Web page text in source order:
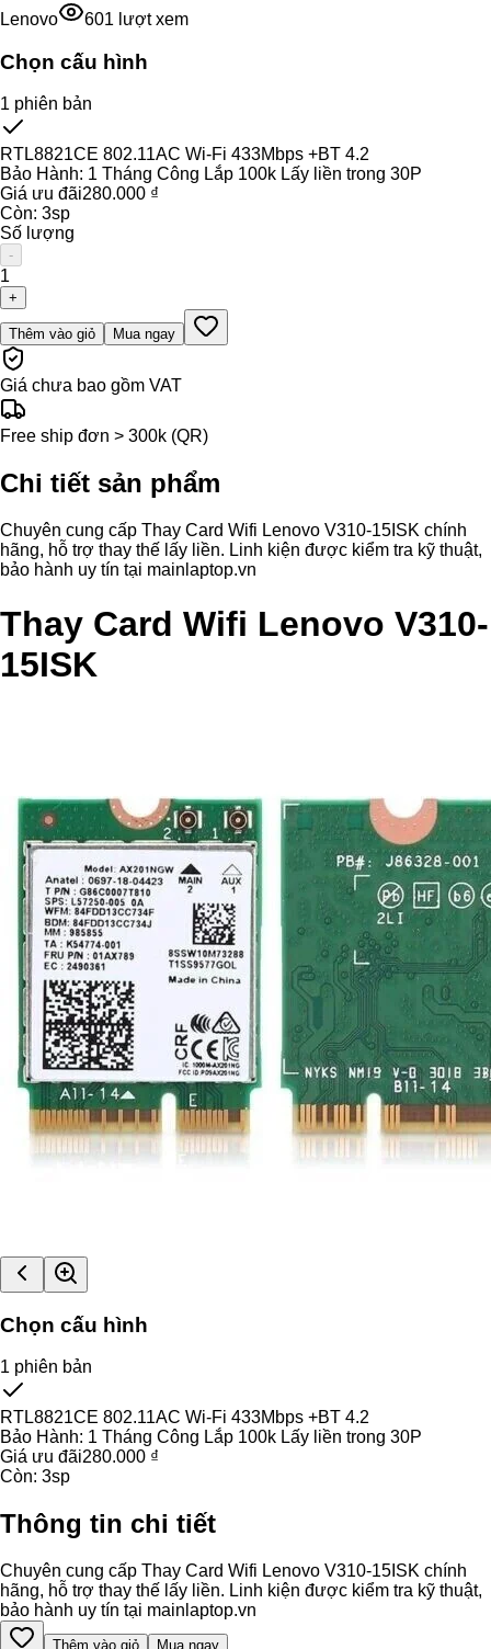
Lenovo 601 lượt xem
Chọn cấu hình
1 phiên bản
RTL8821CE 802.11AC Wi-Fi 433Mbps +BT 4.2
Bảo Hành: 1 Tháng Công Lắp 100k Lấy liền trong 30P
Giá ưu đãi280.000 ₫
Còn: 3sp
Số lượng
-
1
+
Thêm vào giỏ Mua ngay
Giá chưa bao gồm VAT
Free ship đơn > 300k (QR)
Chi tiết sản phẩm
Chuyên cung cấp Thay Card Wifi Lenovo V310-15ISK chính
hãng, hỗ trợ thay thế lấy liền. Linh kiện được kiểm tra kỹ thuật,
bảo hành uy tín tại mainlaptop.vn
Thay Card Wifi Lenovo V310-
15ISK
Chọn cấu hình
1 phiên bản
RTL8821CE 802.11AC Wi-Fi 433Mbps +BT 4.2
Bảo Hành: 1 Tháng Công Lắp 100k Lấy liền trong 30P
Giá ưu đãi280.000 ₫
Còn: 3sp
Thông tin chi tiết
Chuyên cung cấp Thay Card Wifi Lenovo V310-15ISK chính
hãng, hỗ trợ thay thế lấy liền. Linh kiện được kiểm tra kỹ thuật,
bảo hành uy tín tại mainlaptop.vn
Thêm vào giỏ Mua ngay